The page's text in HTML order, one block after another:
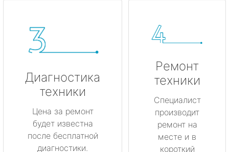
Диагностика
техники
Цена за ремонт
будет известна
после бесплатной
диагностики.
Ремонт
техники
Специалист
производит
ремонт на
месте и в
короткий